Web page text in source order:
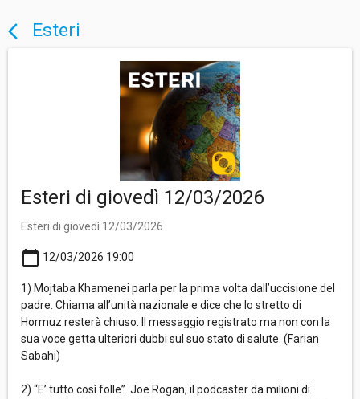
arrow_back_ios Esteri
Esteri di giovedì 12/03/2026
Esteri di giovedì 12/03/2026
calendar_today 12/03/2026 19:00
1) Mojtaba Khamenei parla per la prima volta dall’uccisione del
padre. Chiama all’unità nazionale e dice che lo stretto di
Hormuz resterà chiuso. Il messaggio registrato ma non con la
sua voce getta ulteriori dubbi sul suo stato di salute. (Farian
Sabahi)
2) “E’ tutto così folle”. Joe Rogan, il podcaster da milioni di